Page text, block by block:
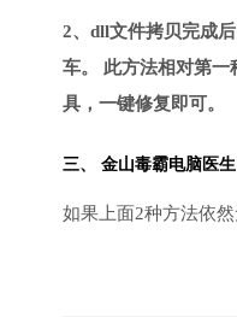
2、dll文件拷贝完成
车。 此方法相对第一
具，一键修复即可。
三、 金山毒霸电脑医生
如果上面2种方法依